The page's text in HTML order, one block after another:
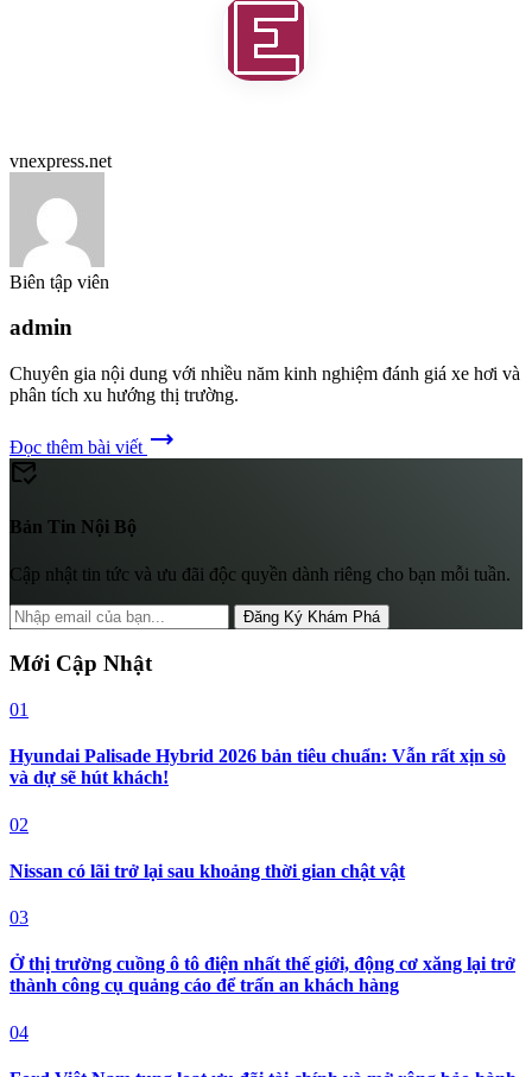
vnexpress.net
Biên tập viên
admin
Chuyên gia nội dung với nhiều năm kinh nghiệm đánh giá xe hơi và
phân tích xu hướng thị trường.
Đọc thêm bài viết trending_flat
mark_email_read
Bản Tin Nội Bộ
Cập nhật tin tức và ưu đãi độc quyền dành riêng cho bạn mỗi tuần.
Đăng Ký Khám Phá
Mới Cập Nhật
01
Hyundai Palisade Hybrid 2026 bản tiêu chuẩn: Vẫn rất xịn sò
và dự sẽ hút khách!
02
Nissan có lãi trở lại sau khoảng thời gian chật vật
03
Ở thị trường cuồng ô tô điện nhất thế giới, động cơ xăng lại trở
thành công cụ quảng cáo để trấn an khách hàng
04